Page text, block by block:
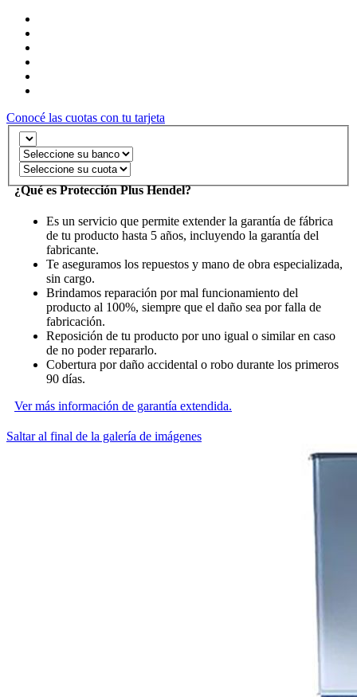
Conocé las cuotas con tu tarjeta
¿Qué es Protección Plus Hendel?
Es un servicio que permite extender la garantía de fábrica
de tu producto hasta 5 años, incluyendo la garantía del
fabricante.
Te aseguramos los repuestos y mano de obra especializada,
sin cargo.
Brindamos reparación por mal funcionamiento del
producto al 100%, siempre que el daño sea por falla de
fabricación.
Reposición de tu producto por uno igual o similar en caso
de no poder repararlo.
Cobertura por daño accidental o robo durante los primeros
90 días.
Ver más información de garantía extendida.
Saltar al final de la galería de imágenes